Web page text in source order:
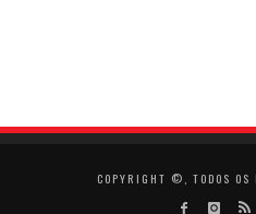
COPYRIGHT ©, TODOS OS